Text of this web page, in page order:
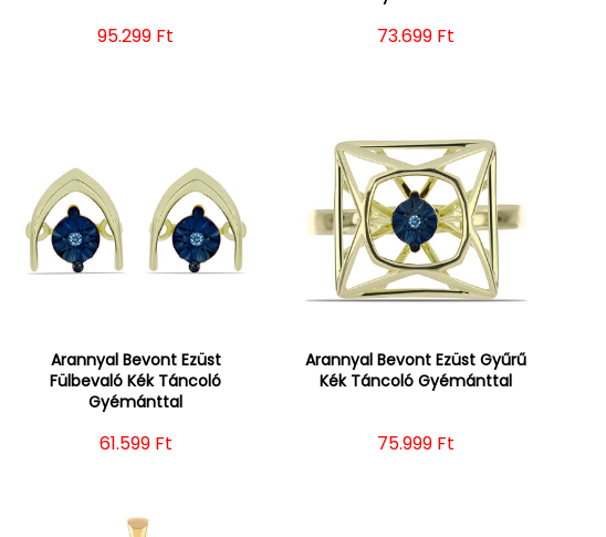
Normál ár
95.299 Ft Normál ár
73.699 Ft
Arannyal Bevont Ezüst
Fülbevaló Kék Táncoló
Gyémánttal
Normál ár
61.599 Ft
Arannyal Bevont Ezüst Gyűrű
Kék Táncoló Gyémánttal
Normál ár
75.999 Ft